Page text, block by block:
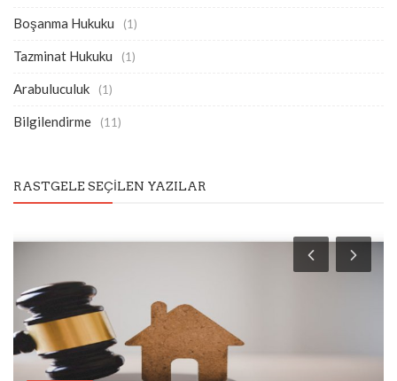
Boşanma Hukuku (1)
Tazminat Hukuku (1)
Arabuluculuk (1)
Bilgilendirme (11)
RASTGELE SEÇILEN YAZILAR